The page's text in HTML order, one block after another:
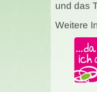
und das
Weitere